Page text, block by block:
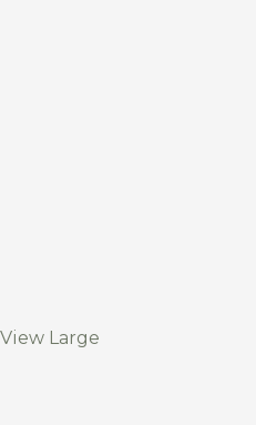
View Large